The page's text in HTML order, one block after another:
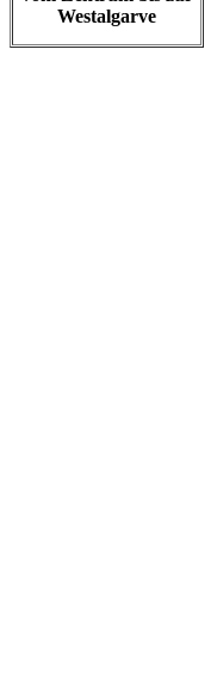
Westalgarve